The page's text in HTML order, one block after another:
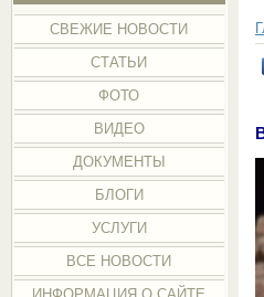
СВЕЖИЕ НОВОСТИ
СТАТЬИ
ФОТО
ВИДЕО
ДОКУМЕНТЫ
БЛОГИ
УСЛУГИ
ВСЕ НОВОСТИ